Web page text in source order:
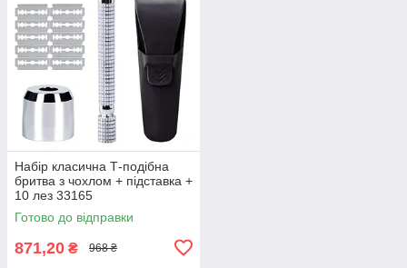
Набір класична Т-подібна
бритва з чохлом + підставка +
10 лез 33165
Готово до відправки
871,20 ₴ 968 ₴